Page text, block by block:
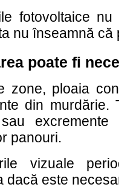
fotovoltaice
nu înseamnă că
poate fi
zone, ploaia
din murdărie.
panouri.
vizuale
dacă este